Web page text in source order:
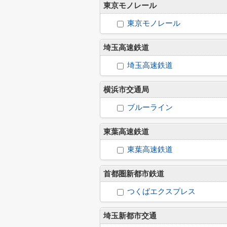
東京モノレール
東京モノレール
埼玉高速鉄道
埼玉高速鉄道
横浜市交通局
ブルーライン
東葉高速鉄道
東葉高速鉄道
首都圏新都市鉄道
つくばエクスプレス
埼玉新都市交通